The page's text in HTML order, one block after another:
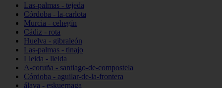
Las-palmas - tejeda
Córdoba - la-carlota
Murcia - cehegín
Cádiz - rota
Huelva - gibraleón
Las-palmas - tinajo
Lleida - lleida
A-coruña - santiago-de-compostela
Córdoba - aguilar-de-la-frontera
álava - eskuernaga